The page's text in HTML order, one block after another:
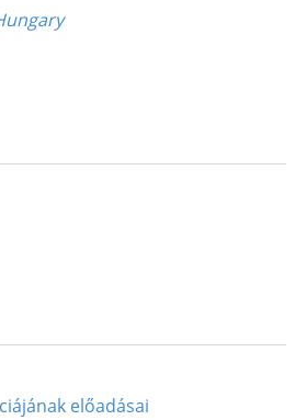
előadásai